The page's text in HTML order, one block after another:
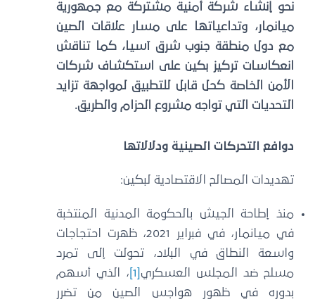
نحو إنشاء شركة أمنية مشتركة مع جمهورية
ميانمار، وتداعياتها على مسار علاقات الصين
مع دول منطقة جنوب شرق آسيا، كما تناقش
انعكاسات تركيز بكين على استكشاف شركات
الأمن الخاصة كحل قابل للتطبيق لمواجهة تزايد
التحديات التي تواجه مشروع الحزام والطريق.
دوافع التحركات الصينية ودلالاتها
تهديدات المصالح الاقتصادية لبكين:
منذ إطاحة الجيش بالحكومة المدنية المنتخبة
في ميانمار، في فبراير 2021، ظهرت احتجاجات
واسعة النطاق في البلاد، تحولت إلى تمرد
مسلح ضد المجلس العسكري
، الذي أسهم
بدوره في ظهور هواجس الصين من تضرر